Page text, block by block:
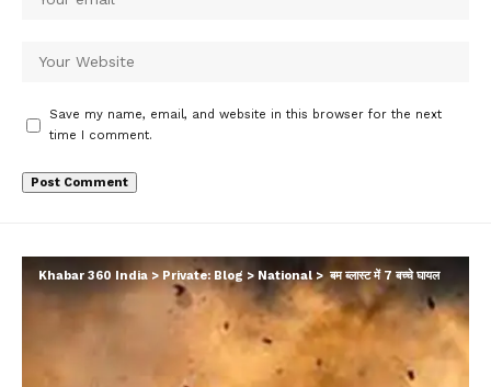
Save my name, email, and website in this browser for the next
time I comment.
Khabar 360 India > Private: Blog > National>बम ब्लास्ट में 7 बच्चे घायल